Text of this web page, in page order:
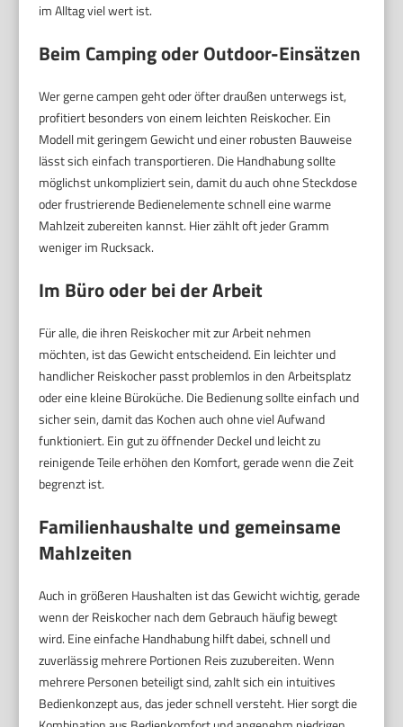
im Alltag viel wert ist.
Beim Camping oder Outdoor-Einsätzen
Wer gerne campen geht oder öfter draußen unterwegs ist,
profitiert besonders von einem leichten Reiskocher. Ein
Modell mit geringem Gewicht und einer robusten Bauweise
lässt sich einfach transportieren. Die Handhabung sollte
möglichst unkompliziert sein, damit du auch ohne Steckdose
oder frustrierende Bedienelemente schnell eine warme
Mahlzeit zubereiten kannst. Hier zählt oft jeder Gramm
weniger im Rucksack.
Im Büro oder bei der Arbeit
Für alle, die ihren Reiskocher mit zur Arbeit nehmen
möchten, ist das Gewicht entscheidend. Ein leichter und
handlicher Reiskocher passt problemlos in den Arbeitsplatz
oder eine kleine Büroküche. Die Bedienung sollte einfach und
sicher sein, damit das Kochen auch ohne viel Aufwand
funktioniert. Ein gut zu öffnender Deckel und leicht zu
reinigende Teile erhöhen den Komfort, gerade wenn die Zeit
begrenzt ist.
Familienhaushalte und gemeinsame
Mahlzeiten
Auch in größeren Haushalten ist das Gewicht wichtig, gerade
wenn der Reiskocher nach dem Gebrauch häufig bewegt
wird. Eine einfache Handhabung hilft dabei, schnell und
zuverlässig mehrere Portionen Reis zuzubereiten. Wenn
mehrere Personen beteiligt sind, zahlt sich ein intuitives
Bedienkonzept aus, das jeder schnell versteht. Hier sorgt die